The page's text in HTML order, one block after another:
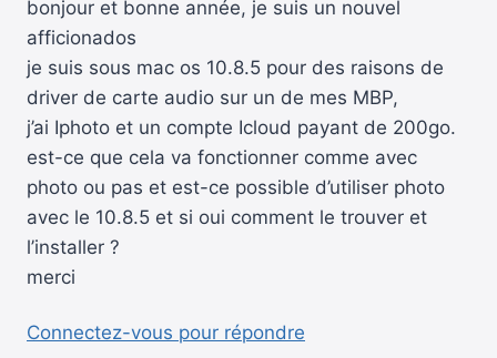
bonjour et bonne année, je suis un nouvel
afficionados
je suis sous mac os 10.8.5 pour des raisons de
driver de carte audio sur un de mes MBP,
j’ai Iphoto et un compte Icloud payant de 200go.
est-ce que cela va fonctionner comme avec
photo ou pas et est-ce possible d’utiliser photo
avec le 10.8.5 et si oui comment le trouver et
l’installer ?
merci
Connectez-vous pour répondre